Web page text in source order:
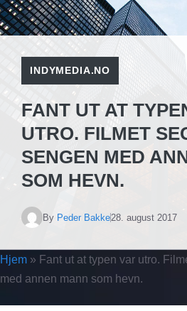
INDYMEDIA.NO
FANT UT AT
UTRO. FILMET
SENGEN MED
SOM HEVN.
By Peder Bakke28. august 2017
Hjem » Fant ut at typen var utro.
med annen mann som hevn.